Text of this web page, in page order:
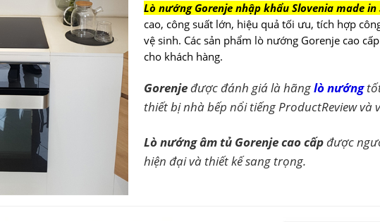
Lò nướng Gorenje nhập khẩu Slovenia made in
cao, công suất lớn, hiệu quả tối ưu, tích hợp
vệ sinh. Các sản phẩm lò nướng Gorenje cao
cho khách hàng.
Gorenjeđược đánh giá là hãnglò nướng
thiết bị nhà bếp nổi tiếng ProductReview và
Lò nướng âm tủ Gorenje cao cấpđược
hiện đại và thiết kế sang trọng.